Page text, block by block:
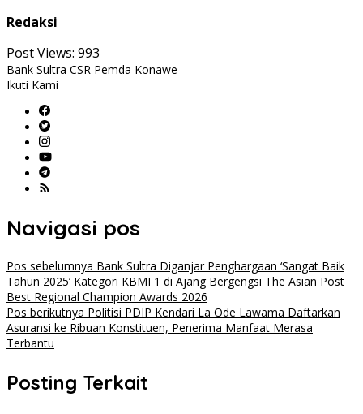
Redaksi
Post Views: 993
Bank Sultra CSR Pemda Konawe
Ikuti Kami
Navigasi pos
Pos sebelumnya Bank Sultra Diganjar Penghargaan ‘Sangat Baik
Tahun 2025’ Kategori KBMI 1 di Ajang Bergengsi The Asian Post
Best Regional Champion Awards 2026
Pos berikutnya Politisi PDIP Kendari La Ode Lawama Daftarkan
Asuransi ke Ribuan Konstituen, Penerima Manfaat Merasa
Terbantu
Posting Terkait